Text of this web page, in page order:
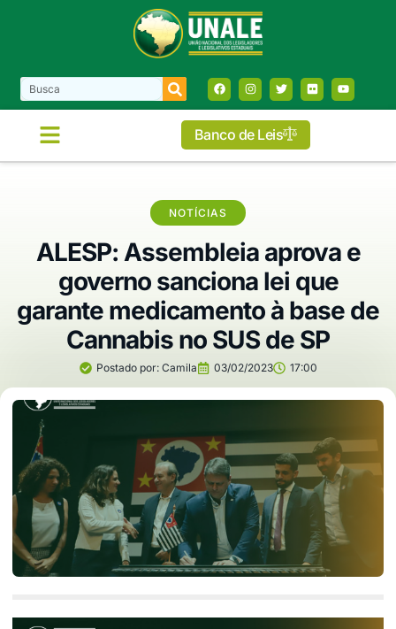
Banco de Leis
NOTÍCIAS
ALESP: Assembleia aprova e
governo sanciona lei que
garante medicamento à base de
Cannabis no SUS de SP
Postado por:Camila 03/02/2023 17:00